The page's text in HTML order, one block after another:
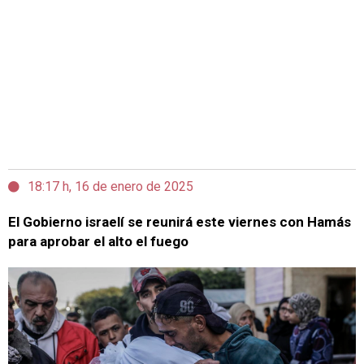
18:17 h, 16 de enero de 2025
El Gobierno israelí se reunirá este viernes con Hamás
para aprobar el alto el fuego